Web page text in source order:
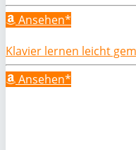
Ansehen*
Klavier lernen leicht
Ansehen*